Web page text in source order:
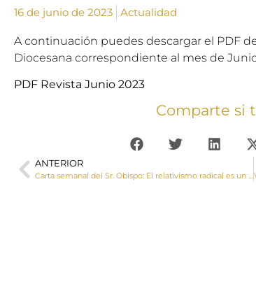
16 de junio de 2023 Actualidad
A continuación puedes descargar el PDF
Diocesana correspondiente al mes de
PDF Revista Junio 2023
Comparte si
ANTERIOR
Carta semanal del Sr. Obispo: El relativismo radical es un obstáculo insalvable para cualquier tipo de convivencia, familiar y social, y lleva aparejado un concepto irreal de libertad